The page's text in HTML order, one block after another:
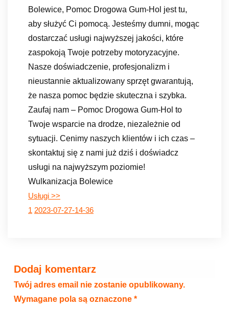
Bolewice, Pomoc Drogowa Gum-Hol jest tu,
aby służyć Ci pomocą. Jesteśmy dumni, mogąc
dostarczać usługi najwyższej jakości, które
zaspokoją Twoje potrzeby motoryzacyjne.
Nasze doświadczenie, profesjonalizm i
nieustannie aktualizowany sprzęt gwarantują,
że nasza pomoc będzie skuteczna i szybka.
Zaufaj nam – Pomoc Drogowa Gum-Hol to
Twoje wsparcie na drodze, niezależnie od
sytuacji. Cenimy naszych klientów i ich czas –
skontaktuj się z nami już dziś i doświadcz
usługi na najwyższym poziomie!
Wulkanizacja Bolewice
Usługi >>
1 2023-07-27-14-36
Dodaj komentarz
Twój adres email nie zostanie opublikowany.
Wymagane pola są oznaczone *